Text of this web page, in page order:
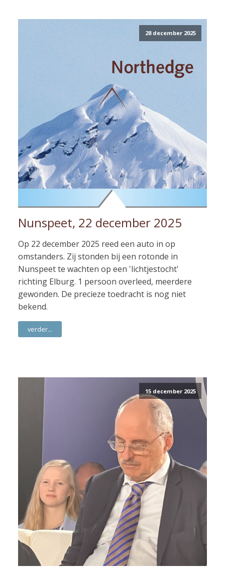
28 december 2025
Nunspeet, 22 december 2025
Op 22 december 2025 reed een auto in op
omstanders. Zij stonden bij een rotonde in
Nunspeet te wachten op een 'lichtjestocht'
richting Elburg. 1 persoon overleed, meerdere
gewonden. De precieze toedracht is nog niet
bekend.
verder...
15 december 2025